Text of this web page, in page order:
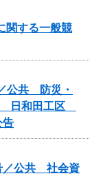
関する一般競
公共 防災・
日和田工区
告
／公共 社会資